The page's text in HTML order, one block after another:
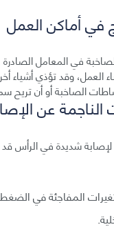
في أماكن العمل
العمل، وقد تؤذي أشياء
الصاخبة أو أن
الناجمة عن
شديدة في الرأس
المفاجئة في